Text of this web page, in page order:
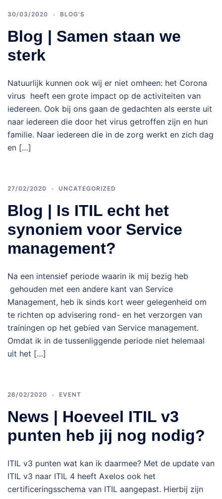
30/03/2020 BLOG'S
Blog | Samen staan we
sterk
Natuurlijk kunnen ook wij er niet omheen: het Corona
virus heeft een grote impact op de activiteiten van
iedereen. Ook bij ons gaan de gedachten als eerste uit
naar iedereen die door het virus getroffen zijn en hun
familie. Naar iedereen die in de zorg werkt en zich dag
en […]
27/02/2020 UNCATEGORIZED
Blog | Is ITIL echt het
synoniem voor Service
management?
Na een intensief periode waarin ik mij bezig heb
gehouden met een andere kant van Service
Management, heb ik sinds kort weer gelegenheid om
te richten op advisering rond- en het verzorgen van
trainingen op het gebied van Service management.
Omdat ik in de tussenliggende periode niet helemaal
uit het […]
26/02/2020 EVENT
News | Hoeveel ITIL v3
punten heb jij nog nodig?
ITIL v3 punten wat kan ik daarmee? Met de update van
ITIL v3 naar ITIL 4 heeft Axelos ook het
certificeringsschema van ITIL aangepast. Hierbij zijn